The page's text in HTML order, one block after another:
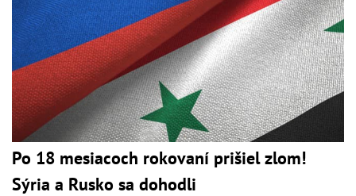
Po 18 mesiacoch rokovaní prišiel zlom!
Sýria a Rusko sa dohodli